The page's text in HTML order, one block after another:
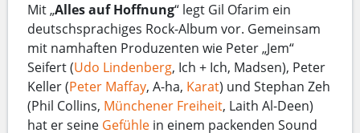
Mit „Alles auf Hoffnung“ legt Gil Ofarim ein
deutschsprachiges Rock-Album vor. Gemeinsam
mit namhaften Produzenten wie Peter „Jem“
Seifert (Udo Lindenberg, Ich + Ich, Madsen), Peter
Keller (Peter Maffay, A-ha, Karat) und Stephan Zeh
(Phil Collins, Münchener Freiheit, Laith Al-Deen)
hat er seine Gefühle in einem packenden Sound